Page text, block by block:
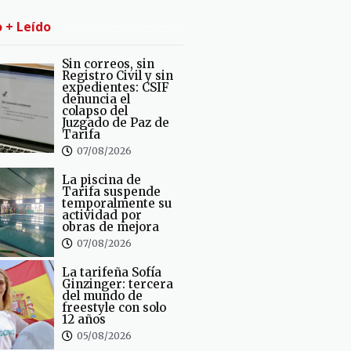
+ Leído
Sin correos, sin
Registro Civil y sin
expedientes: CSIF
denuncia el
colapso del
Juzgado de Paz de
Tarifa
07/08/2026
La piscina de
Tarifa suspende
temporalmente su
actividad por
obras de mejora
07/08/2026
La tarifeña Sofía
Ginzinger: tercera
del mundo de
freestyle con solo
12 años
05/08/2026